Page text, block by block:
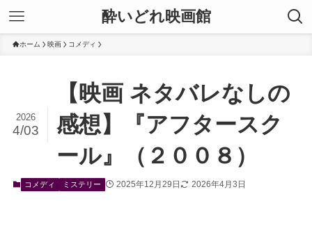
酔いどれ映画館
ホーム 映画 コメディ
【映画 ネタバレなしの
感想】『アフタースク
ール』（２００８）
2026
4/03
コメディ ミステリー 2025年12月29日 2026年4月3日